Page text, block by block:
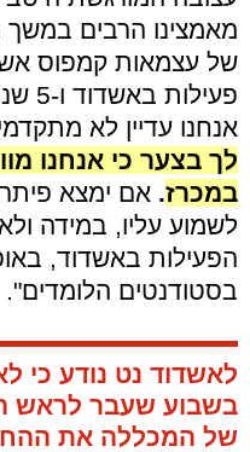
מאמצינו הרבים במשך
אנחנו עדיין לא
לך בצער כי אנחנו
במכרז. אם ימצא
לשמוע עליו, במידה
הפעילות באשדוד,
בסטודנטים הלומדים".
לאשדוד נט נודע
בשבוע שעבר לראש
של המכללה את